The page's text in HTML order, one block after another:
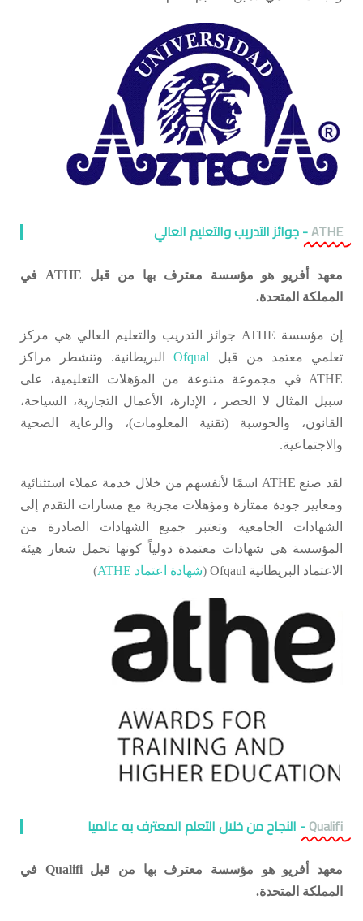
ATHE- جوائز التدريب والتعليم العالي
معهد أفريو هو مؤسسة معترف بها من قبل ATHE في
المملكة المتحدة.
إن مؤسسة ATHE جوائز التدريب والتعليم العالي هي مركز
تعلمي معتمد من قبل Ofqualالبريطانية. وتنشطر مراكز
ATHE في مجموعة متنوعة من المؤهلات التعليمية، على
سبيل المثال لا الحصر ، الإدارة، الأعمال التجارية، السياحة،
القانون، والحوسبة (تقنية المعلومات)، والرعاية الصحية
والاجتماعية.
لقد صنع ATHE اسمًا لأنفسهم من خلال خدمة عملاء استثنائية
ومعايير جودة ممتازة ومؤهلات مجزية مع مسارات التقدم إلى
الشهادات الجامعية وتعتبر جميع الشهادات الصادرة من
المؤسسة هي شهادات معتمدة دولياً كونها تحمل شعار هيئة
الاعتماد البريطانية Ofqaul
(شهادة اعتماد ATHE )
Qualifi- النجاح من خلال التعلم المعترف به عالميا
معهد أفريو هو مؤسسة معترف بها من قبل Qualifi في
المملكة المتحدة.